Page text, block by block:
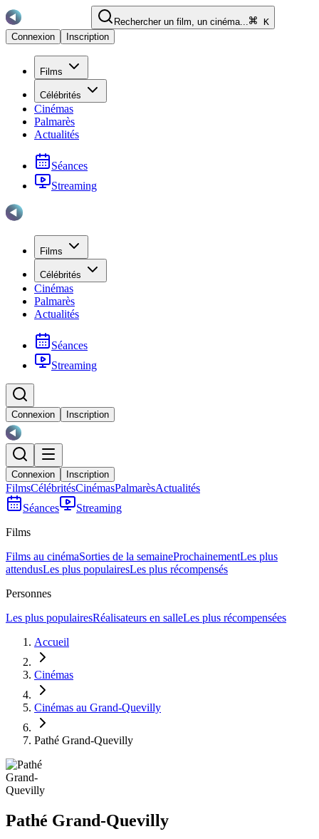
Rechercher un film, un cinéma...
K
Connexion
Inscription
Films
Célébrités
Cinémas
Palmarès
Actualités
Séances
Streaming
Films
Célébrités
Cinémas
Palmarès
Actualités
Séances
Streaming
Connexion Inscription
Connexion Inscription
FilmsCélébritésCinémasPalmarèsActualités
Séances
Streaming
Films
Films au cinémaSorties de la semaineProchainementLes plus
attendusLes plus populairesLes plus récompensés
Personnes
Les plus populairesRéalisateurs en salleLes plus récompensées
Accueil
Cinémas
Cinémas au Grand-Quevilly
Pathé Grand-Quevilly
Pathé Grand-Quevilly